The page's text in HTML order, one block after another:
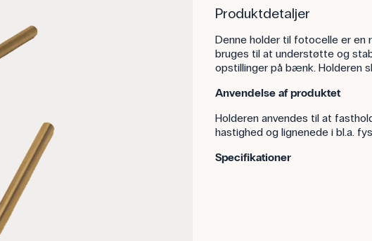
Produktdetaljer
Denne holder til fotocelle er
bruges til at understøtte og
opstillinger på bænk. Holderen
Anvendelse af produktet
Holderen anvendes til at
hastighed og lignenede i bl.a.
Specifikationer